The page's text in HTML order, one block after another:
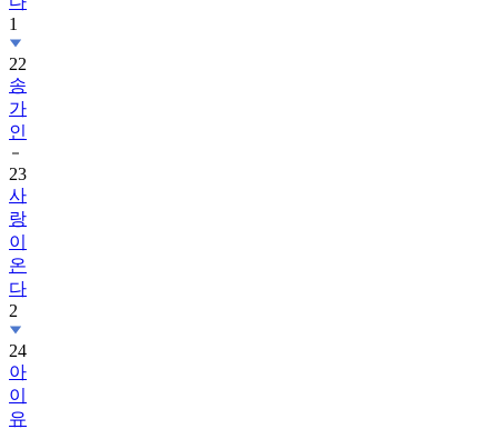
1
22
송
가
인
23
사
랑
이
온
다
2
24
아
이
유